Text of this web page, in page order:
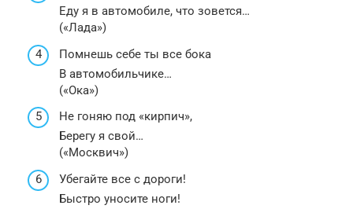
Еду я в автомобиле, что зовется…
(«Лада»)
Помнешь себе ты все бока
В автомобильчике…
(«Ока»)
Не гоняю под «кирпич»,
Берегу я свой…
(«Москвич»)
Убегайте все с дороги!
Быстро уносите ноги!